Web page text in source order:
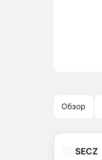
Обзор
SECZ